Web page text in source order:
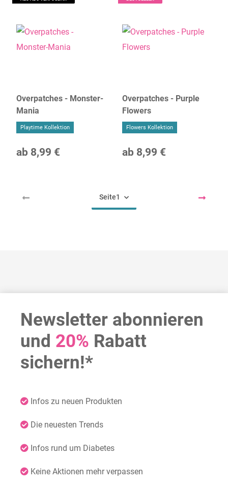
Overpatches - Monster-
Mania
Playtime Kollektion
ab 8,99 €
Overpatches - Purple
Flowers
Flowers Kollektion
ab 8,99 €
Seite1
Newsletter abonnieren
und 20% Rabatt
sichern!*
Infos zu neuen Produkten
Die neuesten Trends
Infos rund um Diabetes
Keine Aktionen mehr verpassen